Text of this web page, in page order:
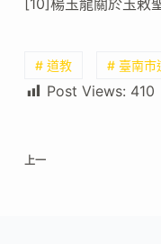
[10]楊玉龍關於玉敕
# 道教 # 臺南市
Post Views: 410
上一